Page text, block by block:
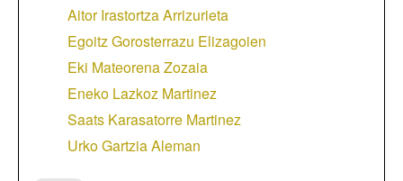
Aitor Irastortza Arrizurieta
Egoitz Gorosterrazu Elizagoien
Eki Mateorena Zozaia
Eneko Lazkoz Martinez
Saats Karasatorre Martinez
Urko Gartzia Aleman